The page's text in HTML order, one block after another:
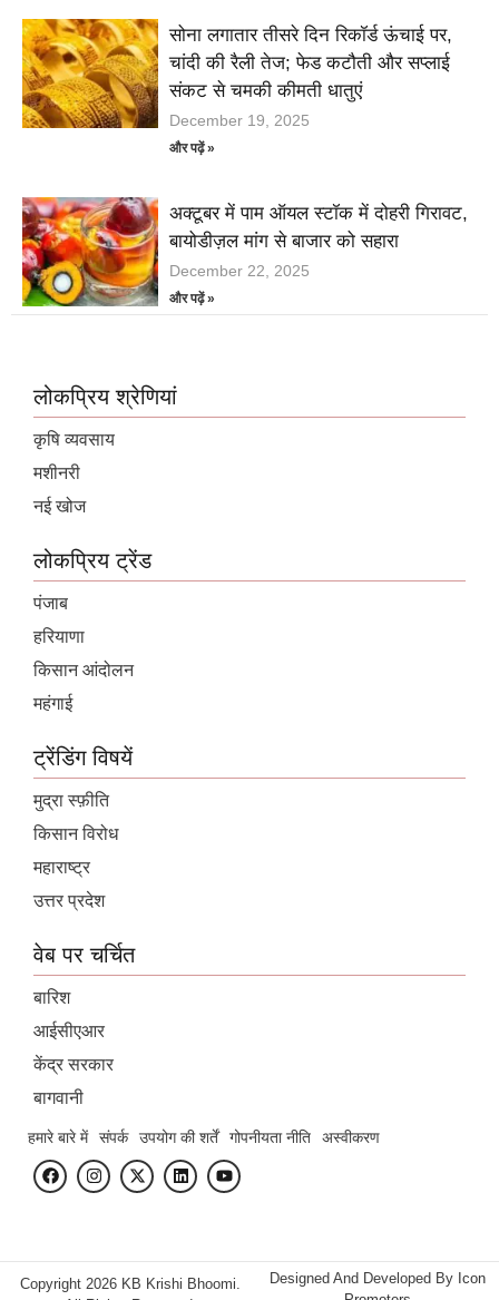
सोना लगातार तीसरे दिन रिकॉर्ड ऊंचाई पर,
चांदी की रैली तेज; फेड कटौती और सप्लाई
संकट से चमकी कीमती धातुएं
December 19, 2025
और पढ़ें »
अक्टूबर में पाम ऑयल स्टॉक में दोहरी गिरावट,
बायोडीज़ल मांग से बाजार को सहारा
December 22, 2025
और पढ़ें »
लोकप्रिय श्रेणियां
कृषि व्यवसाय
मशीनरी
नई खोज
लोकप्रिय ट्रेंड
पंजाब
हरियाणा
किसान आंदोलन
महंगाई
ट्रेंडिंग विषयें
मुद्रा स्फ़ीति
किसान विरोध
महाराष्ट्र
उत्तर प्रदेश
वेब पर चर्चित
बारिश
आईसीएआर
केंद्र सरकार
बागवानी
हमारे बारे में संपर्क उपयोग की शर्तें गोपनीयता नीति अस्वीकरण
Copyright 2026 KB Krishi Bhoomi.
Designed And Developed By Icon